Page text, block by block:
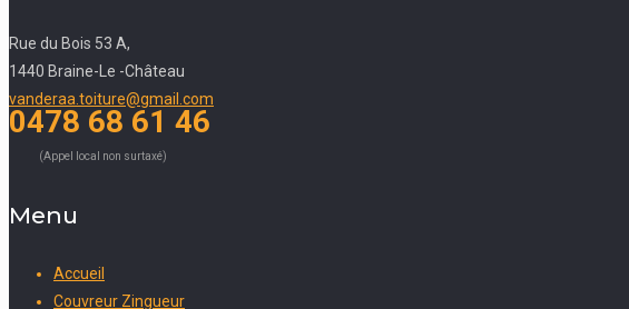
Rue du Bois 53 A,
1440 Braine-Le -Château
vanderaa.toiture@gmail.com
0478 68 61 46
(Appel local non surtaxé)
Menu
Accueil
Couvreur Zingueur